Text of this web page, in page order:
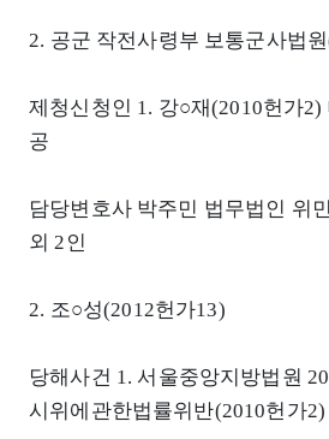
2. 공군 작전사령부 보통군사법
제청신청인 1. 강○재(2010헌가2)
공
담당변호사 박주민 법무법인 위
외 2인
2. 조○성(2012헌가13)
당해사건 1. 서울중앙지방법원
시위에관한법률위반(2010헌가2)